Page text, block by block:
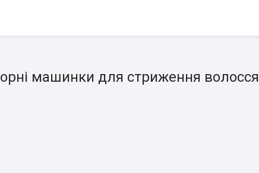
машинки для стриження волосся